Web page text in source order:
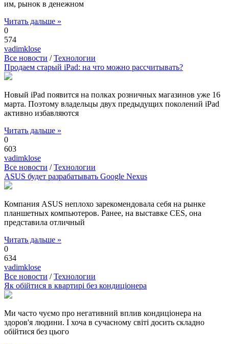
им, рынок в денежном
Читать дальше »
0
574
vadimklose
Все новости /Технологии
Продаем старый iPad: на что можно рассчитывать?
Новый iPad появится на полках розничных магазинов уже 16
марта. Поэтому владельцы двух предыдущих поколений iPad
активно избавляются
Читать дальше »
0
603
vadimklose
Все новости /Технологии
ASUS будет разрабатывать Google Nexus
Компания ASUS неплохо зарекомендовала себя на рынке
планшетных компьютеров. Ранее, на выставке CES, она
представила отличный
Читать дальше »
0
634
vadimklose
Все новости /Технологии
Як обійтися в квартирі без кондиціонера
Ми часто чуємо про негативний вплив кондиціонера на
здоров'я людини. І хоча в сучасному світі досить складно
обійтися без цього